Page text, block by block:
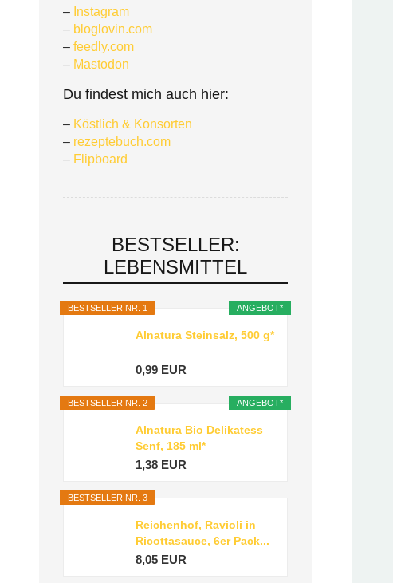
– Instagram
– bloglovin.com
– feedly.com
– Mastodon
Du findest mich auch hier:
– Köstlich & Konsorten
– rezeptebuch.com
– Flipboard
BESTSELLER:
LEBENSMITTEL
ANGEBOT*
BESTSELLER NR. 1
Alnatura Steinsalz, 500 g*
0,99 EUR
ANGEBOT*
BESTSELLER NR. 2
Alnatura Bio Delikatess
Senf, 185 ml*
1,38 EUR
BESTSELLER NR. 3
Reichenhof, Ravioli in
Ricottasauce, 6er Pack...
8,05 EUR